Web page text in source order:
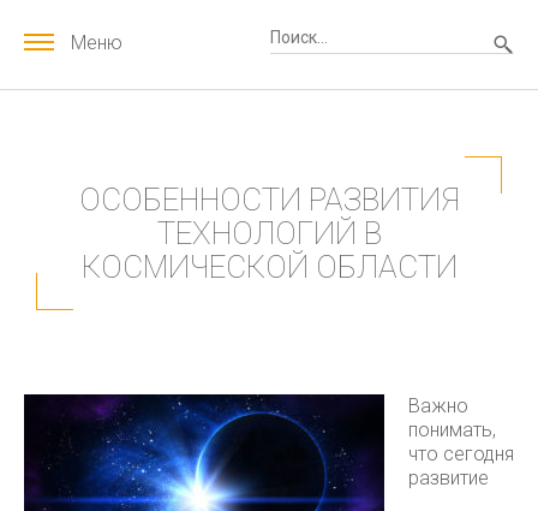
Меню
ОСОБЕННОСТИ РАЗВИТИЯ
ТЕХНОЛОГИЙ В
КОСМИЧЕСКОЙ ОБЛАСТИ
Важно
понимать,
что сегодня
развитие